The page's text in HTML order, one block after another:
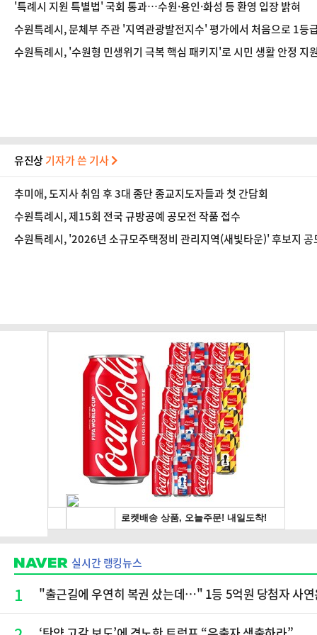
'특례시 지원 특별법' 국회 통과…수원·용인·화성 등 환영 입장 밝혀
수원특례시, 문체부 주관 '지역관광발전지수' 평가에서 처음으로 1등
수원특례시, '수원형 민생위기 극복 핵심 패키지'로 시민 생활 안정 지
유진상기자가 쓴 기사
추미애, 도지사 취임 후 3대 종단 종교지도자들과 첫 간담회
수원특례시, 제15회 전국 규방공예 공모전 작품 접수
수원특례시, '2026년 소규모주택정비 관리지역(새빛타운)' 후보지 공
실시간 랭킹뉴스
1 "출근길에 우연히 복권 샀는데…" 1등 5억원 당첨자 사연